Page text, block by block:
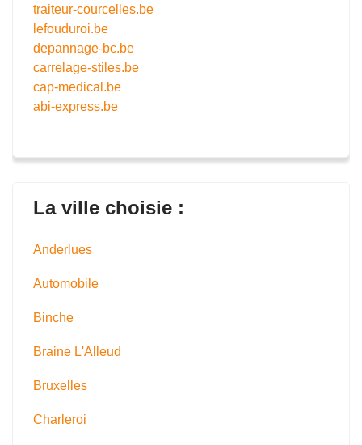
traiteur-courcelles.be
lefouduroi.be
depannage-bc.be
carrelage-stiles.be
cap-medical.be
abi-express.be
La ville choisie :
Anderlues
Automobile
Binche
Braine L'Alleud
Bruxelles
Charleroi